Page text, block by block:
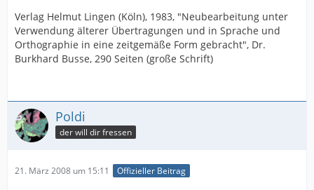
Verlag Helmut Lingen (Köln), 1983, "Neubearbeitung unter
Verwendung älterer Übertragungen und in Sprache und
Orthographie in eine zeitgemäße Form gebracht", Dr.
Burkhard Busse, 290 Seiten (große Schrift)
Poldi
der will dir fressen
21. März 2008 um 15:11 Offizieller Beitrag